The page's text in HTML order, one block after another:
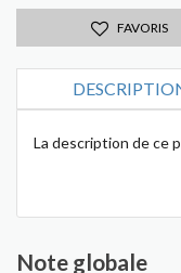
FAVORIS
La description de ce
Note globale